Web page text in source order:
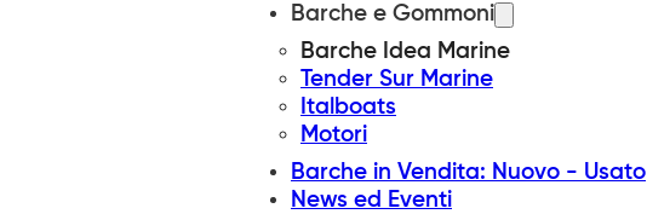
Barche e Gommoni
Barche Idea Marine
Tender Sur Marine
Italboats
Motori
Barche in Vendita: Nuovo - Usato
News ed Eventi